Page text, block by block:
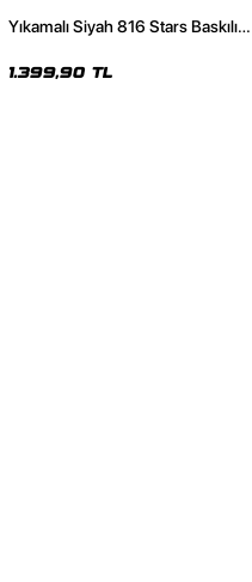
Yıkamalı Siyah 816 Stars Baskılı
1.399,90 TL